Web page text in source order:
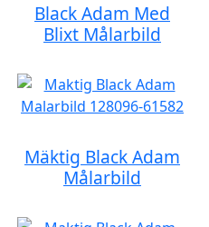
Black Adam Med
Blixt Målarbild
Mäktig Black Adam
Målarbild